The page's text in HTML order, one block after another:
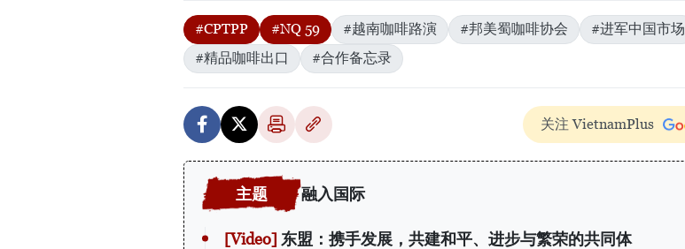
#CPTPP #NQ 59 #越南咖啡路演 #邦美蜀咖啡协会
#进军中国市场
#精品咖啡出口
#合作备忘录
关注 VietnamPlus
融入国际
东盟：携手发展，共建和平、进步与繁荣的共同体